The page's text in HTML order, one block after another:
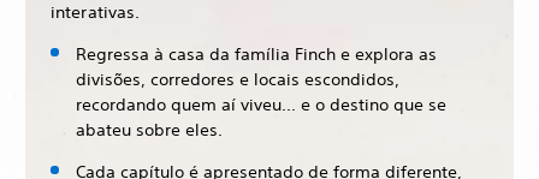
interativas.
Regressa à casa da família Finch e explora as
divisões, corredores e locais escondidos,
recordando quem aí viveu... e o destino que se
abateu sobre eles.
Cada capítulo é apresentado de forma diferente,